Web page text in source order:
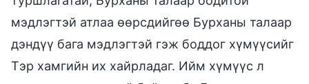
мэдлэгтэй атлаа өөрсдийгөө Бурханы талаар
дэндүү бага мэдлэгтэй гэж боддог хүмүүсийг
Тэр хамгийн их хайрладаг. Ийм хүмүүс л